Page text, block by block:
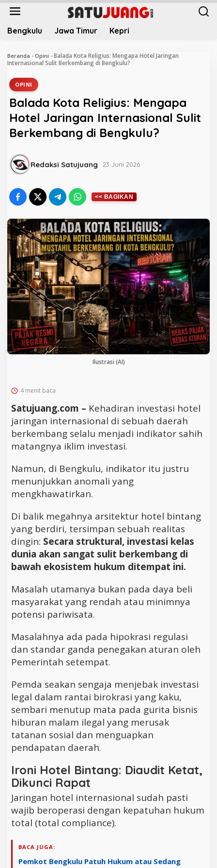
L
Bengkulu Jawa Timur Kepri
Beranda - Opini - Balada Kota Religius: Mengapa Hotel Jaringan
Internasional Sulit Berkembang di Bengkulu?
OPINI
Balada Kota Religius: Mengapa
Hotel Jaringan Internasional Sulit
Berkembang di Bengkulu?
Redaksi Satujuang 23 Juni 2026
Ilustrasi (AI)
4 menit baca
Satujuang.com – Kehadiran investasi hotel
jaringan internasional di sebuah daerah
berkembang selalu menjadi indikator sahih
matangnya iklim investasi.
Namun, di Bengkulu, indikator itu justru
menunjukkan anomali yang
mengkhawatirkan.
Di balik megahnya arsitektur hotel bintang
yang berdiri, tersimpan sebuah realitas
dingin: Secara struktural, investasi kelas
dunia akan sangat sulit berkembang di
bawah ekosistem hukum ditempat ini.
Masalah utamanya bukan pada daya beli
masyarakat yang rendah atau minimnya
potensi pariwisata.
Masalahnya ada pada hipokrasi regulasi
dan standar ganda penegakan aturan oleh
Pemerintah setempat.
Pemda seakan sengaja menjebak investasi
legal dalam rantai birokrasi yang kaku,
sembari menutup mata pada gurita bisnis
hiburan malam ilegal yang merusak
tatanan sosial dan menguapkan
pendapatan daerah.
Ironi Hotel Bintang: Diaudit Ketat,
Dikunci Rapat
Jaringan hotel internasional sudah pasti
wajib beroperasi dengan kepatuhan hukum
total (total compliance).
BACA JUGA:
Pemkot Bengkulu Patuh Hukum atau Sedang